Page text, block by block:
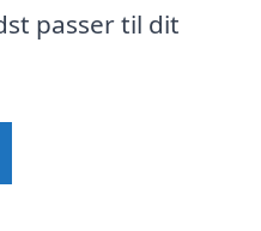
passer til dit